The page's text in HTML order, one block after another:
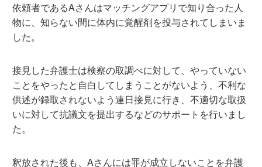
依頼者であるAさんはマッチングアプリで知り合った人
物に、知らない間に体内に覚醒剤を投与されてしまいま
した。
接見した弁護士は検察の取調べに対して、やっていない
ことをやったと自白してしまうことがないよう、不利な
供述が録取されないよう連日接見に行き、不適切な取扱
いに対して抗議文を提出するなどのサポートを行いまし
た。
釈放された後も、Aさんには罪が成立しないことを弁護